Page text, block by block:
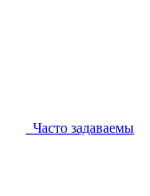
Часто задаваемы